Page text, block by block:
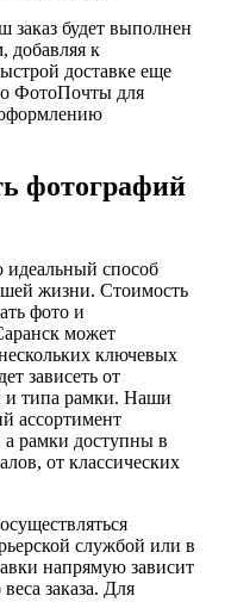
будет выполнен
добавляя к
доставке еще
ФотоПочты для
фотографий
идеальный способ
жизни. Стоимость
фото и
может
ключевых
зависеть от
и типа рамки. Наши
ассортимент
а рамки доступны в
от классических
службой или в
напрямую зависит
заказа. Для